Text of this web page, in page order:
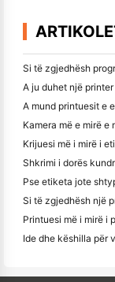
Pse etiketa jote